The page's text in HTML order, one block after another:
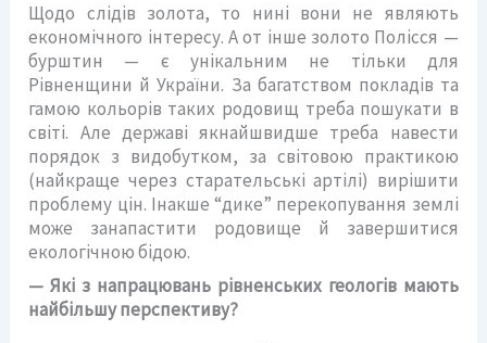
Щодо слідів золота, то нині вони не являють
економічного інтересу. А от інше золото Полісся —
бурштин — є унікальним не тільки для
Рівненщини й України. За багатством покладів та
гамою кольорів таких родовищ треба пошукати в
світі. Але державі якнайшвидше треба навести
порядок з видобутком, за світовою практикою
(найкраще через старательські артілі) вирішити
проблему цін. Інакше “дике” перекопування землі
може занапастити родовище й завершитися
екологічною бідою.
— Які з напрацювань рівненських геологів мають
найбільшу перспективу?